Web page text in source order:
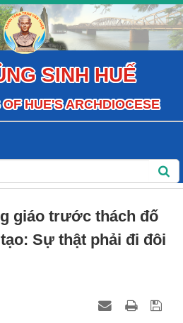
SINH HUẾ
HUE'S ARCHDIOCESE
giáo trước thách đố
Sự thật phải đi đôi